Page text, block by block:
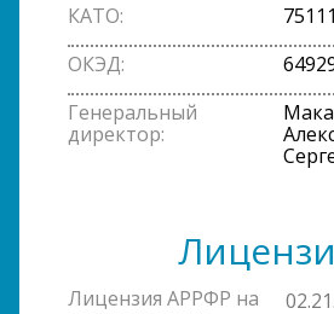
КАТО:
ОКЭД:
Генеральный
директор:
Лицензия АРРФР на